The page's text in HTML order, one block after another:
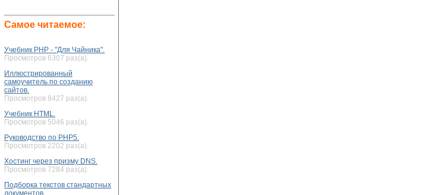
Самое читаемое:
Учебник PHP - "Для Чайника".
Просмотров 6307 раз(а).
Иллюстрированный
самоучитель по созданию
сайтов.
Просмотров 8427 раз(а).
Учебник HTML.
Просмотров 5046 раз(а).
Руководство по PHP5.
Просмотров 2202 раз(а).
Хостинг через призму DNS.
Просмотров 7284 раз(а).
Подборка текстов стандартных
документов.